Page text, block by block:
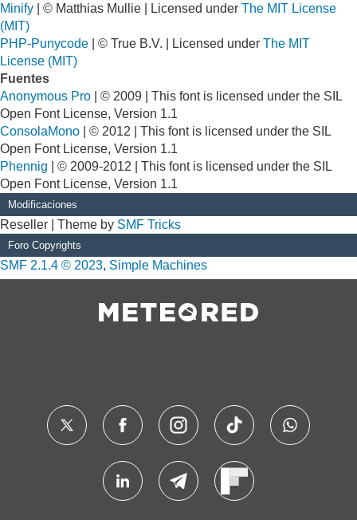
Minify | © Matthias Mullie | Licensed under The MIT License
(MIT)
PHP-Punycode | © True B.V. | Licensed under The MIT
License (MIT)
Fuentes
Anonymous Pro | © 2009 | This font is licensed under the SIL
Open Font License, Version 1.1
ConsolaMono | © 2012 | This font is licensed under the SIL
Open Font License, Version 1.1
Phennig | © 2009-2012 | This font is licensed under the SIL
Open Font License, Version 1.1
Modificaciones
Reseller | Theme by SMF Tricks
Foro Copyrights
SMF 2.1.4 © 2023, Simple Machines